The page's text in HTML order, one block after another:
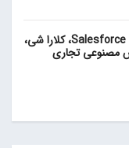
متا مدیر بخش هوش مصنوعی Salesforce، کلارا شی،
مصنوعی تجاری